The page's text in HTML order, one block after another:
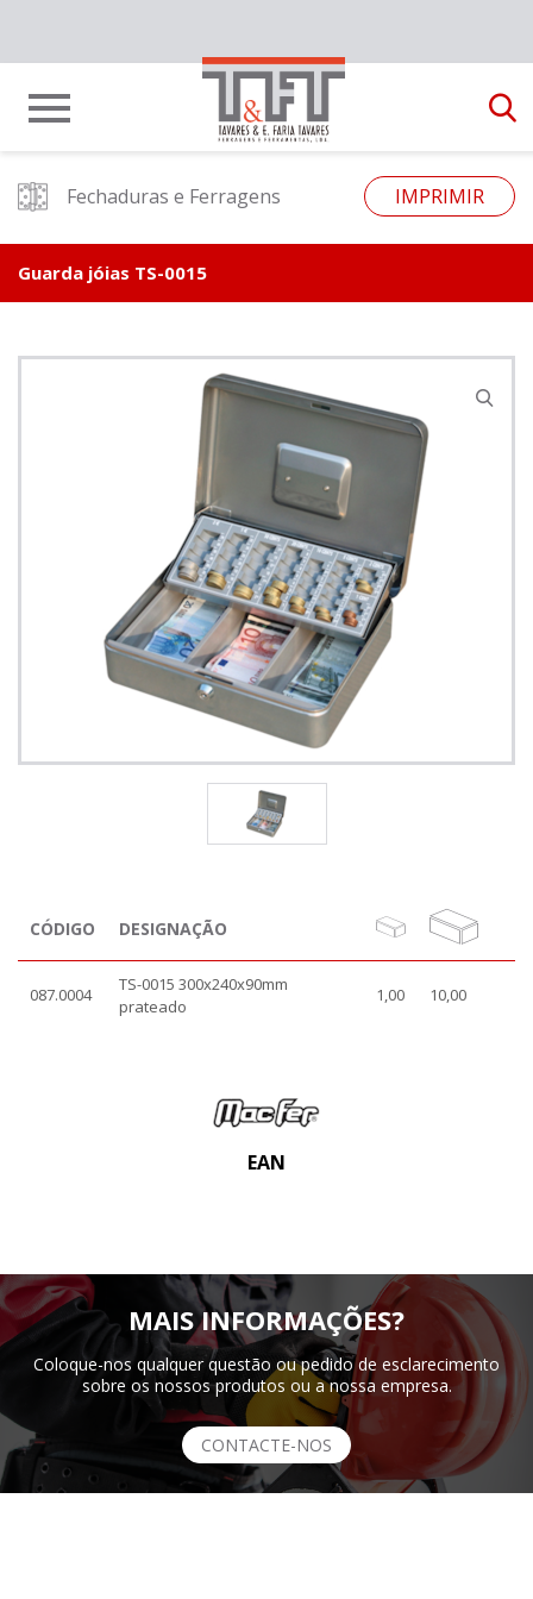
Fechaduras e Ferragens IMPRIMIR
Guarda jóias TS-0015
CÓDIGO DESIGNAÇÃO
087.0004
TS-0015 300x240x90mm
prateado
1,00 10,00
EAN
MAIS INFORMAÇÕES?
Coloque-nos qualquer questão ou pedido de esclarecimento
sobre os nossos produtos ou a nossa empresa.
CONTACTE-NOS